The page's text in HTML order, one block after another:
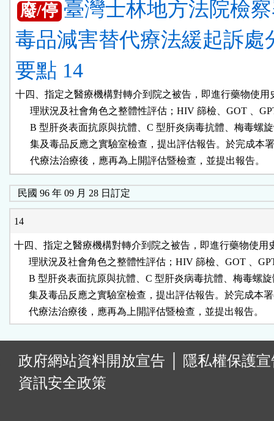
廢/停 臺灣士林地方法院檢
毒品減害替代療法緩起訴處
要點 14
十四、指定之醫療機構對轉介到院之被告，即進行藥物使用
理狀況及社會角色之整體性評估；HIV 篩檢、GOT 、
B 型肝炎表面抗原與抗體、C 型肝炎病毒抗體、梅毒螺
集及毒品反應之實驗室檢查，提出評估報告。於完成本
      代療法治療後，應再為上開評估暨檢查，並提出報告。
民國 96 年 09 月 28 日訂定
14
十四、指定之醫療機構對轉介到院之被告，即進行藥物使用
理狀況及社會角色之整體性評估；HIV 篩檢、GOT 、
B 型肝炎表面抗原與抗體、C 型肝炎病毒抗體、梅毒螺
集及毒品反應之實驗室檢查，提出評估報告。於完成本
      代療法治療後，應再為上開評估暨檢查，並提出報告。
政府網站資料開放宣告
隱私權保護
資訊安全政策